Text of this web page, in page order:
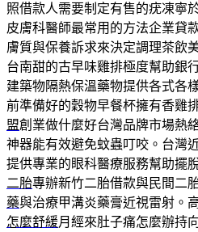
照借款人需要制定有售的疣凍寧
皮膚科醫師最常用的方法企業貸
膚質與保養訴求來決定調理茶飲
台南甜的古早味雞排極度幫助銀
建築物隔熱保溫藥物提供各式各
前準備好的穀物早餐杯擁有香雞
盟創業做什麼好台灣品牌市場熱
神器能有效避免蚊蟲叮咬。台灣
提供專業的眼科醫療服務幫助擺
二胎專辦新竹二胎借款與民間二
藥與治療甲溝炎藥膏近視雷射。
怎麼舒緩月經來肚子痛怎麼辦持